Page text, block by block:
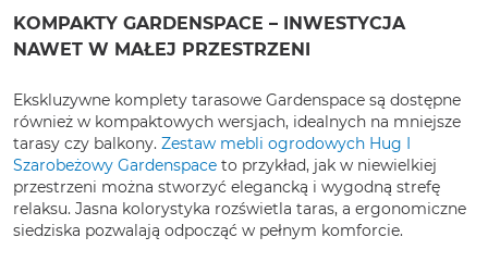
KOMPAKTY GARDENSPACE – INWESTYCJA
NAWET W MAŁEJ PRZESTRZENI
Ekskluzywne komplety tarasowe Gardenspace są dostępne
również w kompaktowych wersjach, idealnych na mniejsze
tarasy czy balkony. Zestaw mebli ogrodowych Hug I
Szarobeżowy Gardenspace to przykład, jak w niewielkiej
przestrzeni można stworzyć elegancką i wygodną strefę
relaksu. Jasna kolorystyka rozświetla taras, a ergonomiczne
siedziska pozwalają odpocząć w pełnym komforcie.